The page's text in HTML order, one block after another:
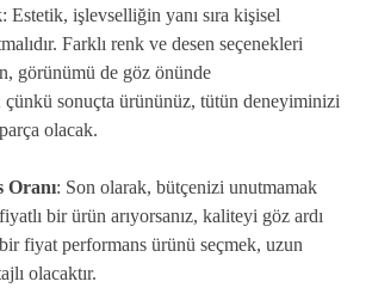
: Estetik, işlevselliğin yanı sıra kişisel
Farklı renk ve desen seçenekleri
görünümü de göz önünde
çünkü sonuçta ürününüz, tütün deneyiminizi
olacak.
Oranı: Son olarak, bütçenizi unutmamak
bir ürün arıyorsanız, kaliteyi göz ardı
fiyat performans ürünü seçmek, uzun
olacaktır.